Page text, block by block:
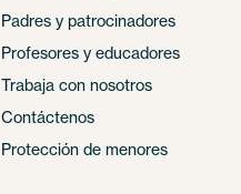
Padres y patrocinadores
Profesores y educadores
Trabaja con nosotros
Contáctenos
Protección de menores